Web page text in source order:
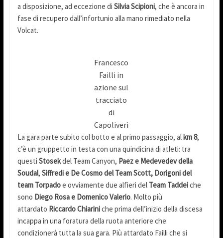
a disposizione, ad eccezione di Silvia Scipioni, che è ancora in
fase di recupero dall’infortunio alla mano rimediato nella
Volcat.
Francesco
Failli in
azione sul
tracciato
di
Capoliveri
La gara parte subito col botto e al primo passaggio, al km 8,
c’è un gruppetto in testa con una quindicina di atleti: tra
questi Stosekdel Team Canyon, Paez e Medevedev della
Soudal, Siffredi e De Cosmo del Team Scott, Dorigoni del
team Torpadoe ovviamente due alfieri del Team Taddeiche
sono Diego Rosa e Domenico Valerio. Molto più
attardato Riccardo Chiariniche prima dell’inizio della discesa
incappa in una foratura della ruota anteriore che
condizionerà tutta la sua gara. Più attardato Failli che si